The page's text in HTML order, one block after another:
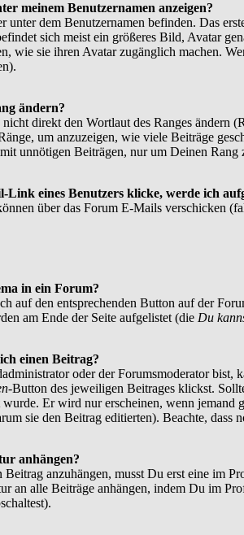
meinem Benutzernamen anzeigen?
unter dem Benutzernamen befinden. Das
sich meist ein größeres Bild, Avatar
wie sie ihren Avatar zugänglich machen.
ändern?
direkt den Wortlaut des Ranges ändern
um anzuzeigen, wie viele Beiträge
unnötigen Beiträgen, nur um Deinen
Link eines Benutzers klicke, werde ich
über das Forum E-Mails verschicken
in ein Forum?
auf den entsprechenden Button auf der
am Ende der Seite aufgelistet (die Du
einen Beitrag?
oder der Forumsmoderator
-Button des jeweiligen Beitrages klickst.
Er wird nur erscheinen, wenn
sie den Beitrag editierten). Beachte,
anhängen?
Beitrag anzuhängen, musst Du erst eine im
an alle Beiträge anhängen, indem Du im